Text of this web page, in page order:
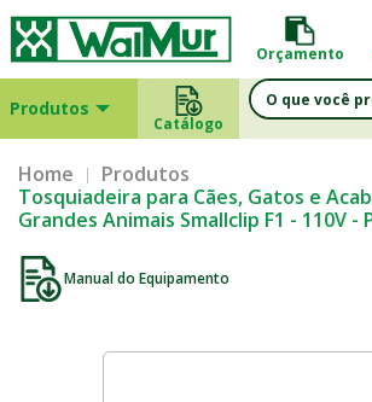
Orçamento
Produtos
Catálogo
Home
Produtos
Tosquiadeira para Cães, Gatos e
Grandes Animais Smallclip F1 - 110V -
Manual do Equipamento